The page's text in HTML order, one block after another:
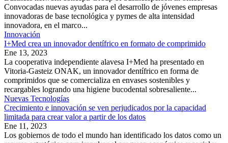
Convocadas nuevas ayudas para el desarrollo de jóvenes empresas
innovadoras de base tecnológica y pymes de alta intensidad
innovadora, en el marco...
Innovación
I+Med crea un innovador dentífrico en formato de comprimido
Ene 13, 2023
La cooperativa independiente alavesa I+Med ha presentado en
Vitoria-Gasteiz ONAK, un innovador dentífrico en forma de
comprimidos que se comercializa en envases sostenibles y
recargables logrando una higiene bucodental sobresaliente...
Nuevas Tecnologías
Crecimiento e innovación se ven perjudicados por la capacidad
limitada para crear valor a partir de los datos
Ene 11, 2023
Los gobiernos de todo el mundo han identificado los datos como un